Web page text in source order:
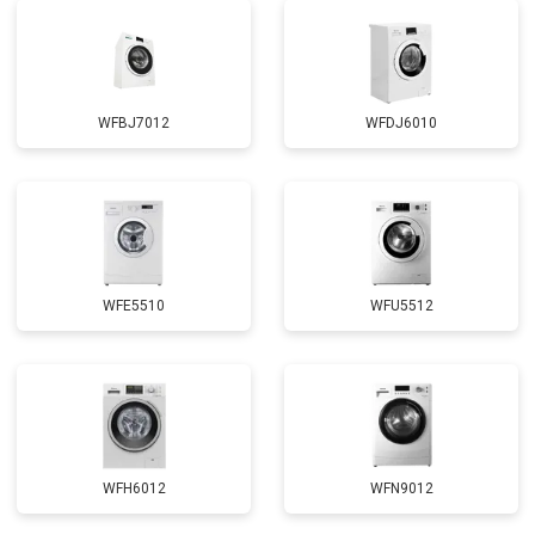
WFBJ7012 WFDJ6010
WFE5510 WFU5512
WFH6012 WFN9012